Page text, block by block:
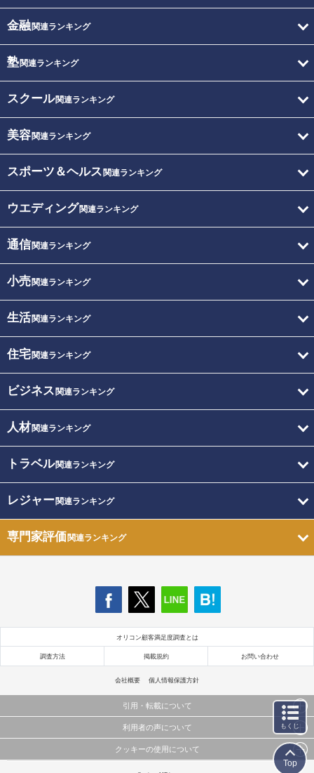
金融関連ランキング
塾関連ランキング
スクール関連ランキング
美容関連ランキング
スポーツ＆ヘルス 関連ランキング
ウエディング関連ランキング
通信関連ランキング
小売関連ランキング
生活関連ランキング
住宅関連ランキング
ビジネス 関連ランキング
人材関連ランキング
トラベル関連ランキング
レジャー関連ランキング
専門家評価関連ランキング
オリコン顧客満足度調査とは
調査方法 掲載規約 お問い合わせ
会社概要 個人情報保護方針
引用・転載について
当サイトで公開されている情報（文字、写真、イラスト、画像データ等）及びこれらの配置・
これらの情報を権利者の許可なく無断転載・複製などの二次利用を行うことは固く禁じており
利用者の声について
当サイトに掲載している内容はすべてサービスの利用者が提出された見解・感想です。
クッキーの使用について
もくじ
Top